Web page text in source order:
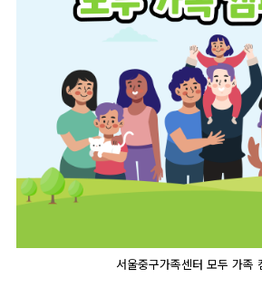
서울중구가족센터 모두 가족